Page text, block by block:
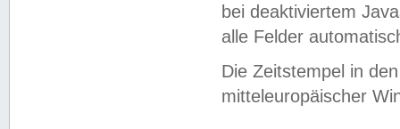
bei deaktiviertem
alle Felder
Die Zeitstempel in
mitteleuropäischer